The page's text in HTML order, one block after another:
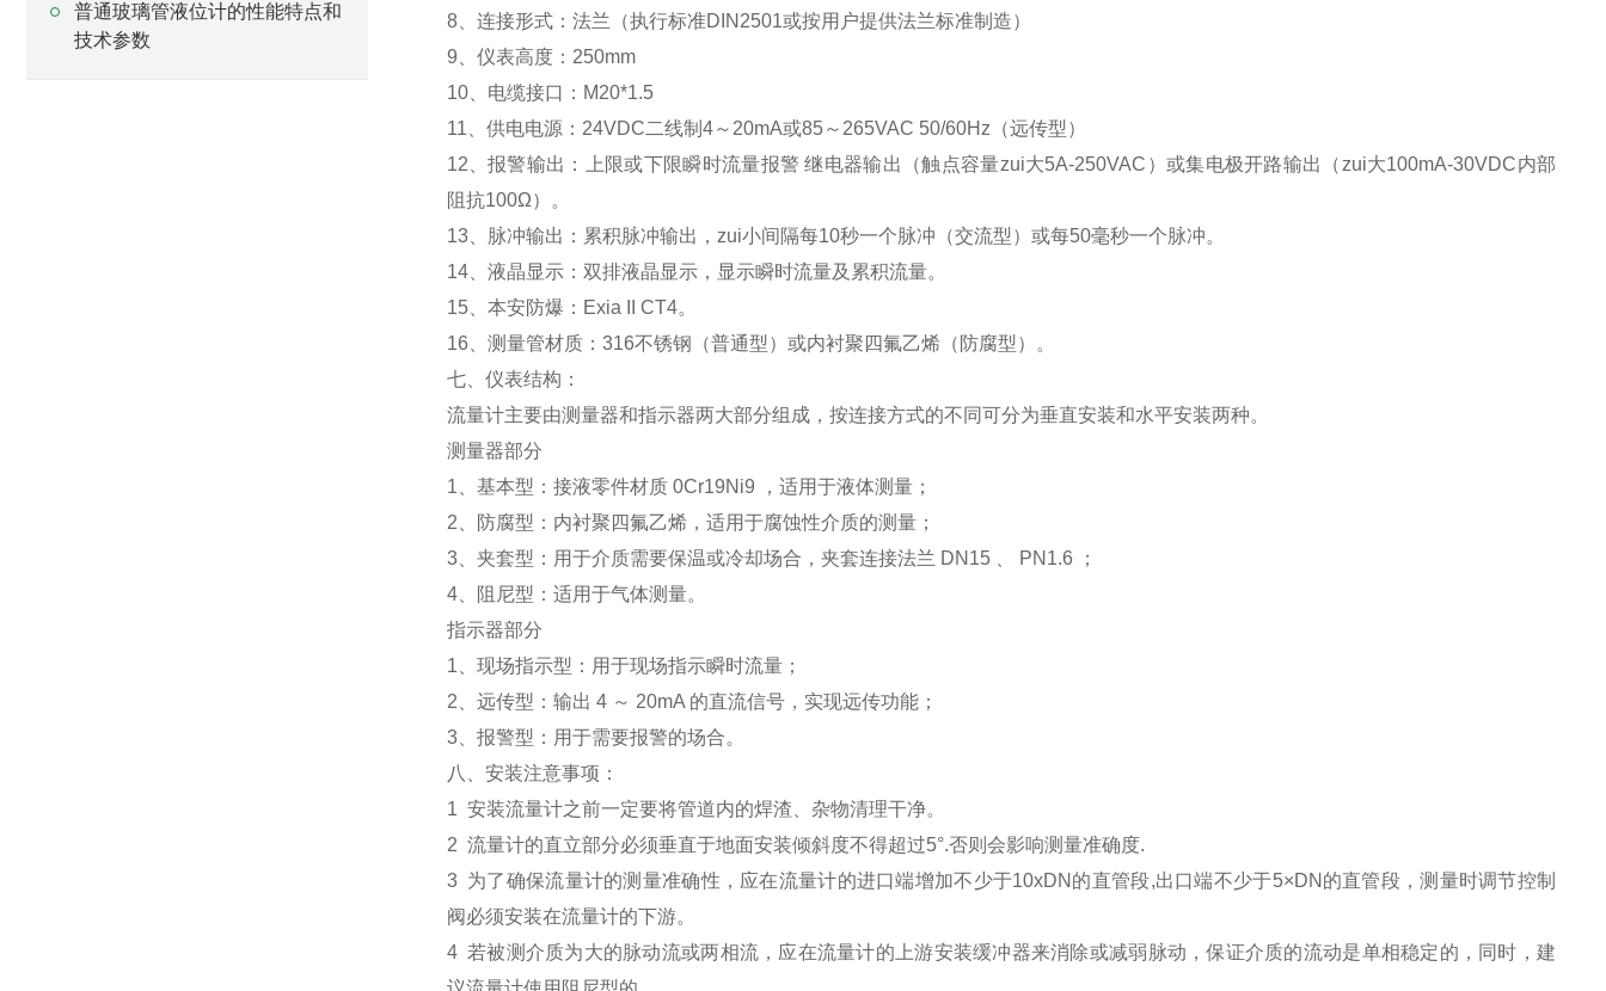
普通玻璃管液位计的性能特点和
技术参数
8、连接形式：法兰（执行标准DIN2501或按用户提供法兰标准制造）
9、仪表高度：250mm
10、电缆接口：M20*1.5
11、供电电源：24VDC二线制4～20mA或85～265VAC 50/60Hz（远传型）
12、报警输出：上限或下限瞬时流量报警 继电器输出（触点容量zui大5A-250VAC）或集电极开路输出（zui大100mA-30VDC内部
阻抗100Ω）。
13、脉冲输出：累积脉冲输出，zui小间隔每10秒一个脉冲（交流型）或每50毫秒一个脉冲。
14、液晶显示：双排液晶显示，显示瞬时流量及累积流量。
15、本安防爆：Exia II CT4。
16、测量管材质：316不锈钢（普通型）或内衬聚四氟乙烯（防腐型）。
七、仪表结构：
流量计主要由测量器和指示器两大部分组成，按连接方式的不同可分为垂直安装和水平安装两种。
测量器部分
1、基本型：接液零件材质 0Cr19Ni9 ，适用于液体测量；
2、防腐型：内衬聚四氟乙烯，适用于腐蚀性介质的测量；
3、夹套型：用于介质需要保温或冷却场合，夹套连接法兰 DN15 、 PN1.6 ；
4、阻尼型：适用于气体测量。
指示器部分
1、现场指示型：用于现场指示瞬时流量；
2、远传型：输出 4 ～ 20mA 的直流信号，实现远传功能；
3、报警型：用于需要报警的场合。
八、安装注意事项：
1 安装流量计之前一定要将管道内的焊渣、杂物清理干净。
2 流量计的直立部分必须垂直于地面安装倾斜度不得超过5°.否则会影响测量准确度.
3 为了确保流量计的测量准确性，应在流量计的进口端增加不少于10xDN的直管段,出口端不少于5×DN的直管段，测量时调节控制
阀必须安装在流量计的下游。
4 若被测介质为大的脉动流或两相流，应在流量计的上游安装缓冲器来消除或减弱脉动，保证介质的流动是单相稳定的，同时，建